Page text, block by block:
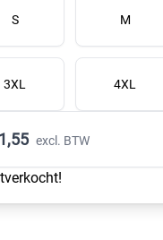
S M
3XL 4XL
excl. BTW